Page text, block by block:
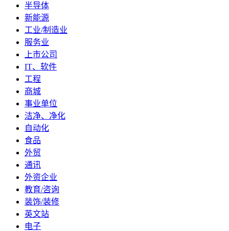
半导体
新能源
工业/制造业
服务业
上市公司
IT、软件
工程
商城
事业单位
洁净、净化
自动化
食品
外贸
通讯
外资企业
教育/咨询
装饰/装修
英文站
电子